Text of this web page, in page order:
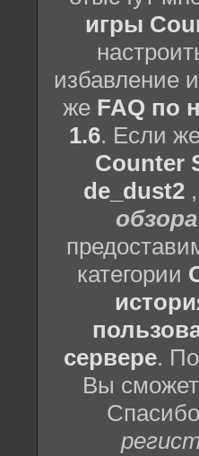
игры
избавление
же FAQ по
1.6. Если
Counter
de_dust2
категории
сервере.
Вы